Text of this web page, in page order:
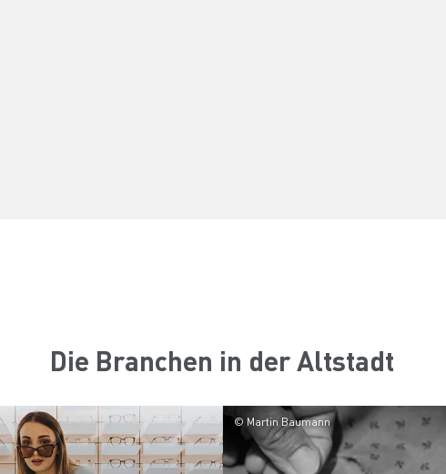
Die Branchen in der Altstadt
© Martin Baumann